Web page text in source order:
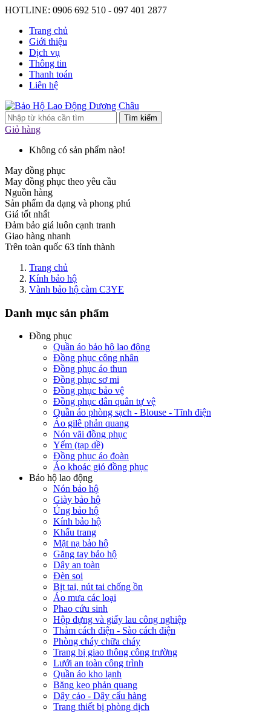
HOTLINE: 0906 692 510 - 097 401 2877
Trang chủ
Giới thiệu
Dịch vụ
Thông tin
Thanh toán
Liên hệ
Tìm kiếm
Giỏ hàng
Không có sản phẩm nào!
May đồng phục
May đồng phục theo yêu cầu
Nguồn hàng
Sản phẩm đa dạng và phong phú
Giá tốt nhất
Đảm bảo giá luôn cạnh tranh
Giao hàng nhanh
Trên toàn quốc 63 tỉnh thành
Trang chủ
Kính bảo hộ
Vành bảo hộ càm C3YE
Danh mục sản phẩm
Đồng phục
Quần áo bảo hộ lao động
Đồng phục công nhân
Đồng phục áo thun
Đồng phục sơ mi
Đồng phục bảo vệ
Đồng phục dân quân tự vệ
Quần áo phòng sạch - Blouse - Tĩnh điện
Áo gilê phản quang
Nón vãi đồng phục
Yếm (tạp dề)
Đồng phục áo đoàn
Áo khoác gió đồng phục
Bảo hộ lao động
Nón bảo hộ
Giày bảo hộ
Ủng bảo hộ
Kính bảo hộ
Khẩu trang
Mặt nạ bảo hộ
Găng tay bảo hộ
Dây an toàn
Đèn soi
Bịt tai, nút tai chống ồn
Áo mưa các loại
Phao cứu sinh
Hộp đựng và giấy lau công nghiệp
Thảm cách điện - Sào cách điện
Phòng cháy chữa cháy
Trang bị giao thông công trường
Lưới an toàn công trình
Quần áo kho lạnh
Băng keo phản quang
Dây cảo - Dây cẩu hàng
Trang thiết bị phòng dịch